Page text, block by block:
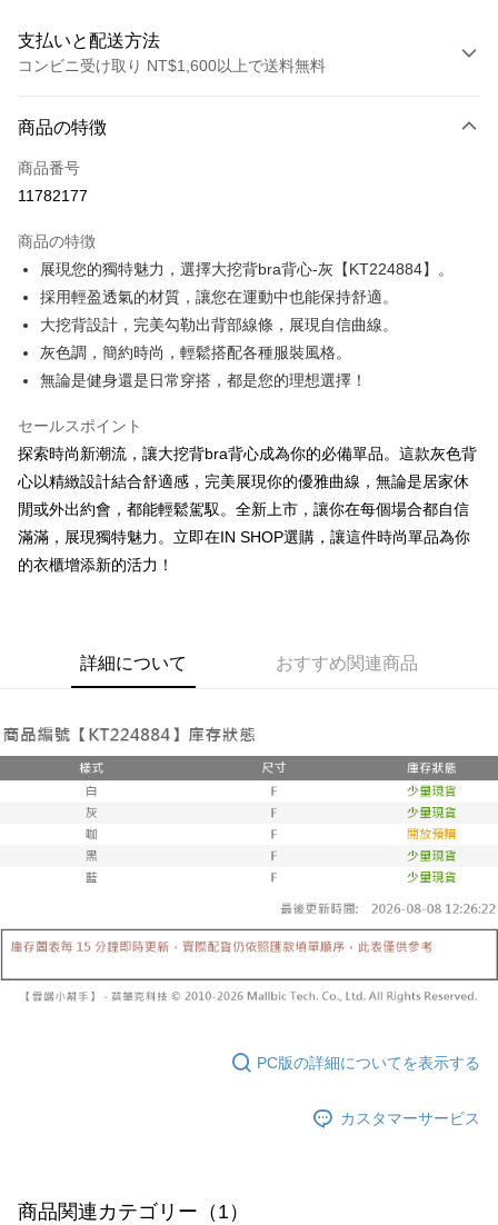
支払いと配送方法
コンビニ受け取り NT$1,600以上で送料無料
クレジットカード1回払い
コンビニ店頭代金引換
Apple Pay
JKOPAY
Google Pay
OP Pay Later
【OP Pay Later 使用説明】
1. 本サービスは台湾大哥大によって提供され、台湾大哥大のユーザーは追
加の申請なしで即時に利用可能です。
的に OP Pay Later の取引プロセスに移行し、携帯番号を確認後、分割払
いの回数や支払い期限を選択し、支払いを確認すると取引が完了します。
3. 実際の承認額、分割回数および費用については、後続の取引確認ページ
を基準とします。
内容についての説明はいたしかねます。
1. 分割払いの金額は電信請求書に統合されず、「OP Pay Later」は毎月の
締め日後に支払いリマインダーのSMSを送信します。
2. SMSのリンクを通じて請求書を開いた後、「コンビニバーコード／台湾
大直営店舗／銀行振込／街口支払い／iPASS MONEY」などのチャネルで
支払いを選択できます。
【注意事項】
1. 本サービスは「台湾大哥大株式会社」（以下「当社」といいます）によ
購入できるようにし、店舗が売買／分割払い売買の債権を当社に譲渡した
後、契約に基づいて当社の請求書で帳款を支払うことになります。
2. 「OP Pay Later」を利用する契約関係の目的から、店舗はあなたの個人
情報（名前、電話または住所を含む）を台湾大哥大に提供し、収集、処理
および利用するために、当社があなた本人と分割請求書に必要な情報の確
AFTEE代金後払い
説明
一、 AFTEE代金後払いについて
1.お支払い方法でAFTEE代金後払いを選択すると、携帯電話認証ウィンド
ウが表示されます。
2.SMSで認証してお支払い手続を進めてください。
5.商品受け取り時のお支払いは不要です。商品を確かめてから、SMSまた
はアプリの通知に従って、4大コンビニ、またはATM/オンラインバンキン
代金納付期限は最短で 14 日以内ですので、ご注意ください。AFTEE アプ
リをダウンロードして AFTEE 会員になるとお支払い期限を最長 45 日以内
まで延長できます。
お支払期限は、ショップが請求した期日と、AFTEEで延長できる日数をも
を延長できますが、商品を期限内に受け取れない場合があります（例：予
約商品や商品到着日が比較的遅い商品）。そのため、商品到着の有無に関
わらず、AFTEEで指定された期限内にお支払いください。
二、支払い限度額
2.決済金額は最低NT$20です。
三、利用規約「AFTEE代金後払い」（以下当サービスという）はネットプ
ます。当サービスご利用の際に提供しなければならない個人情報（注文者
の氏名、電話番号、受取人の氏名、電話番号、受取人住所を含むがこれに
ださい（https://aftee.tw/privacypolicy/
ATM払い
配送方法
付款後全家取貨
已關閉，請勿下單
配送毎にNT$10,000
已關閉，請勿下單(付取)
配送毎にNT$10,000
配送毎にNT$60、NT$1,800以上で送料無料
配送毎にNT$60、NT$1,600以上で送料無料
配送毎にNT$100、NT$2,500以上で送料無料
送料を確認
商品の特徴
商品番号
11782177
商品の特徴
展現您的獨特魅力，選擇大挖背bra背心-灰【KT224884】。
採用輕盈透氣的材質，讓您在運動中也能保持舒適。
大挖背設計，完美勾勒出背部線條，展現自信曲線。
灰色調，簡約時尚，輕鬆搭配各種服裝風格。
無論是健身還是日常穿搭，都是您的理想選擇！
セールスポイント
探索時尚新潮流，讓大挖背bra背心成為你的必備單品。這款灰色背
心以精緻設計結合舒適感，完美展現你的優雅曲線，無論是居家休
閒或外出約會，都能輕鬆駕馭。全新上市，讓你在每個場合都自信
滿滿，展現獨特魅力。立即在IN SHOP選購，讓這件時尚單品為你
的衣櫃增添新的活力！
詳細について おすすめ関連商品
PC版の詳細についてを表示する
カスタマーサービス
商品関連カテゴリー（1）